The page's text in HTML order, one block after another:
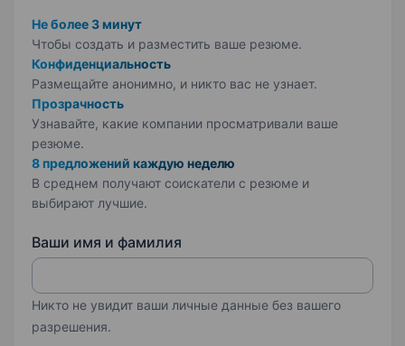
Не более 3 минут
Чтобы создать и разместить ваше резюме.
Конфиденциальность
Размещайте анонимно, и никто вас не узнает.
Прозрачность
Узнавайте, какие компании просматривали ваше
резюме.
8 предложений каждую неделю
В среднем получают соискатели с резюме и
выбирают лучшие.
Ваши имя и фамилия
Никто не увидит ваши личные данные без вашего
разрешения.